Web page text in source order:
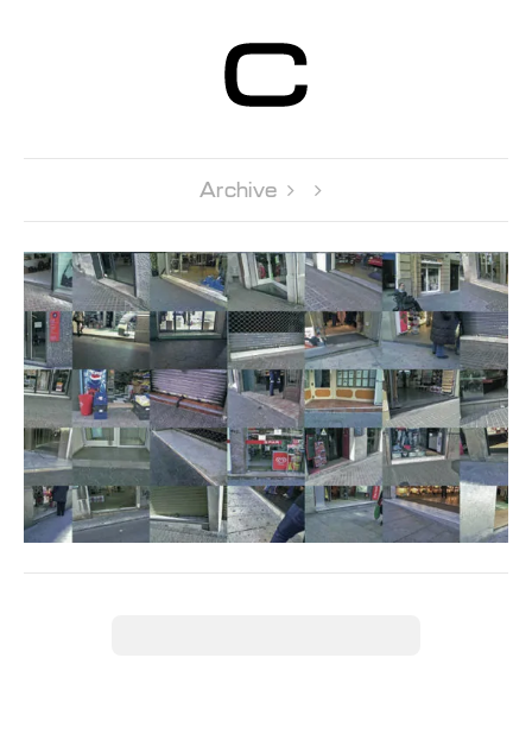
Contemporain
Genève
Archive  